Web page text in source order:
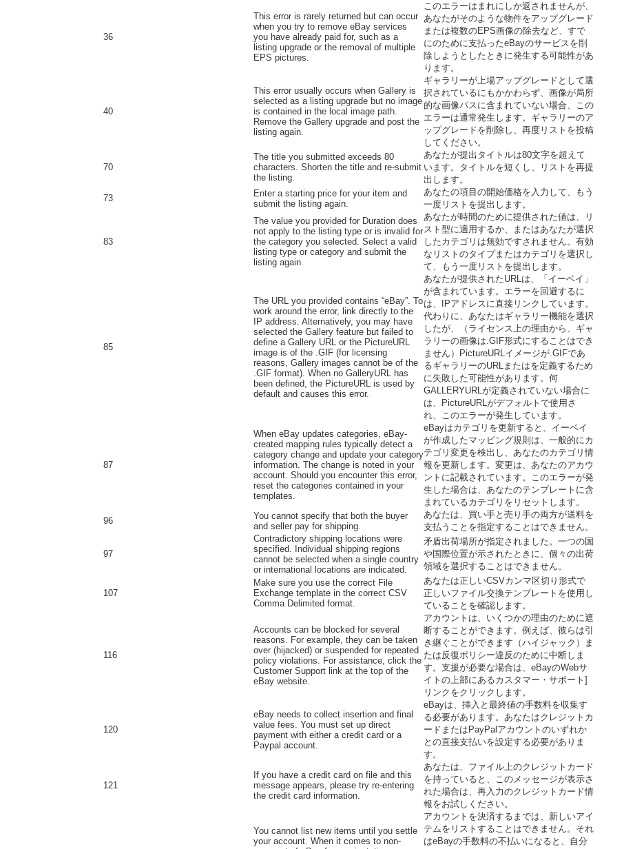
36
This error is rarely returned but can occur
when you try to remove eBay services
you have already paid for, such as a
listing upgrade or the removal of multiple
EPS pictures.
このエラーはまれにしか返されませんが、
あなたがそのような物件をアップグレード
または複数のEPS画像の除去など、すで
にのために支払ったeBayのサービスを削
除しようとしたときに発生する可能性があ
ります。
40
This error usually occurs when Gallery is
selected as a listing upgrade but no image
is contained in the local image path.
Remove the Gallery upgrade and post the
listing again.
ギャラリーが上場アップグレードとして選
択されているにもかかわらず、画像が局所
的な画像パスに含まれていない場合、この
エラーは通常発生します。ギャラリーのア
ップグレードを削除し、再度リストを投稿
してください。
70
The title you submitted exceeds 80
characters. Shorten the title and re-submit
the listing.
あなたが提出タイトルは80文字を超えて
います。タイトルを短くし、リストを再提
出します。
73
Enter a starting price for your item and
submit the listing again.
あなたの項目の開始価格を入力して、もう
一度リストを提出します。
83
The value you provided for Duration does
not apply to the listing type or is invalid for
the category you selected. Select a valid
listing type or category and submit the
listing again.
あなたが時間のために提供された値は、リ
スト型に適用するか、またはあなたが選択
したカテゴリは無効ですされません。有効
なリストのタイプまたはカテゴリを選択し
て、もう一度リストを提出します。
85
The URL you provided contains “eBay”. To
work around the error, link directly to the
IP address. Alternatively, you may have
selected the Gallery feature but failed to
define a Gallery URL or the PictureURL
image is of the .GIF (for licensing
reasons, Gallery images cannot be of the
.GIF format). When no GalleryURL has
been defined, the PictureURL is used by
default and causes this error.
あなたが提供されたURLは、「イーベイ」
が含まれています。エラーを回避するに
は、IPアドレスに直接リンクしています。
代わりに、あなたはギャラリー機能を選択
したが、（ライセンス上の理由から、ギャ
ラリーの画像は.GIF形式にすることはでき
ません）PictureURLイメージが.GIFであ
るギャラリーのURLまたはを定義するため
に失敗した可能性があります。何
GALLERYURLが定義されていない場合に
は、PictureURLがデフォルトで使用さ
れ、このエラーが発生しています。
87
When eBay updates categories, eBay-
created mapping rules typically detect a
category change and update your category
information. The change is noted in your
account. Should you encounter this error,
reset the categories contained in your
templates.
eBayはカテゴリを更新すると、イーベイ
が作成したマッピング規則は、一般的にカ
テゴリ変更を検出し、あなたのカテゴリ情
報を更新します。変更は、あなたのアカウ
ントに記載されています。このエラーが発
生した場合は、あなたのテンプレートに含
まれているカテゴリをリセットします。
96
You cannot specify that both the buyer
and seller pay for shipping.
あなたは、買い手と売り手の両方が送料を
支払うことを指定することはできません。
97
Contradictory shipping locations were
specified. Individual shipping regions
cannot be selected when a single country
or international locations are indicated.
矛盾出荷場所が指定されました。一つの国
や国際位置が示されたときに、個々の出荷
領域を選択することはできません。
107
Make sure you use the correct File
Exchange template in the correct CSV
Comma Delimited format.
あなたは正しいCSVカンマ区切り形式で
正しいファイル交換テンプレートを使用し
ていることを確認します。
116
Accounts can be blocked for several
reasons. For example, they can be taken
over (hijacked) or suspended for repeated
policy violations. For assistance, click the
Customer Support link at the top of the
eBay website.
アカウントは、いくつかの理由のために遮
断することができます。例えば、彼らは引
き継ぐことができます（ハイジャック）ま
たは反復ポリシー違反のために中断しま
す。支援が必要な場合は、eBayのWebサ
イトの上部にあるカスタマー・サポート]
リンクをクリックします。
120
eBay needs to collect insertion and final
value fees. You must set up direct
payment with either a credit card or a
Paypal account.
eBayは、挿入と最終値の手数料を収集す
る必要があります。あなたはクレジットカ
ードまたはPayPalアカウントのいずれか
との直接支払いを設定する必要がありま
す。
121
If you have a credit card on file and this
message appears, please try re-entering
the credit card information.
あなたは、ファイル上のクレジットカード
を持っていると、このメッセージが表示さ
れた場合は、再入力のクレジットカード情
報をお試しください。
You cannot list new items until you settle
your account. When it comes to non-
アカウントを決済するまでは、新しいアイ
テムをリストすることはできません。それ
はeBayの手数料の不払いになると、自分